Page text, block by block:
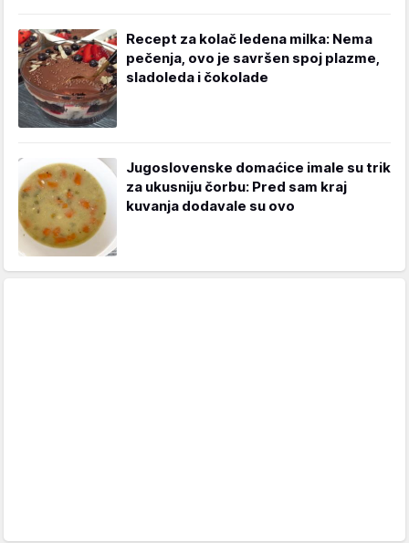
Recept za kolač ledena milka: Nema
pečenja, ovo je savršen spoj plazme,
sladoleda i čokolade
Jugoslovenske domaćice imale su trik
za ukusniju čorbu: Pred sam kraj
kuvanja dodavale su ovo